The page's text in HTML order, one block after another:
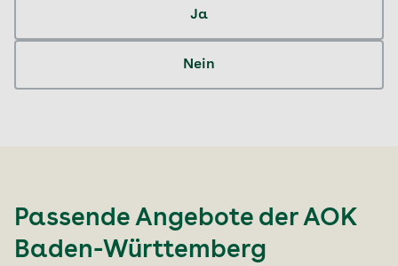
Ja
Nein
Passende Angebote derAOK
Baden-Württemberg